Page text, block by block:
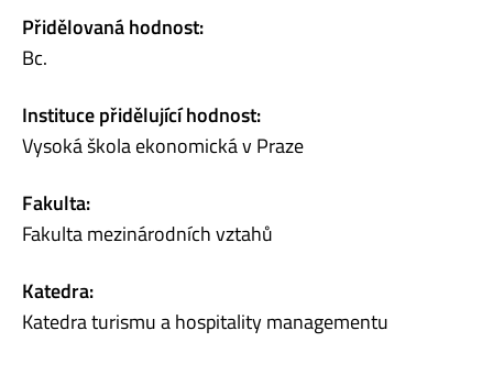
Přidělovaná hodnost:
Bc.
Instituce přidělující hodnost:
Vysoká škola ekonomická v Praze
Fakulta:
Fakulta mezinárodních vztahů
Katedra:
Katedra turismu a hospitality managementu